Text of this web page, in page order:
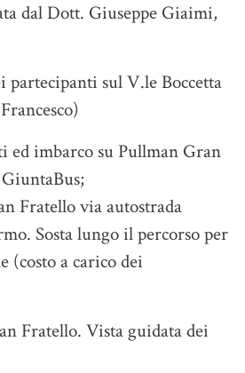
dal Dott. Giuseppe Giaimi,
partecipanti sul V.le Boccetta
ed imbarco su Pullman Gran
Fratello via autostrada
Sosta lungo il percorso per
(costo a carico dei
Fratello. Vista guidata dei